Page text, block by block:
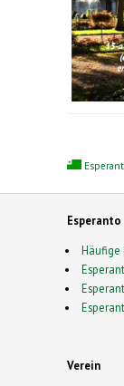
Esperanto
Häufige
Verein